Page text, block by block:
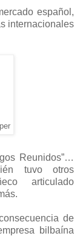
español,
internacionales
Reunidos”…
tuvo otros
articulado
de
bilbaína